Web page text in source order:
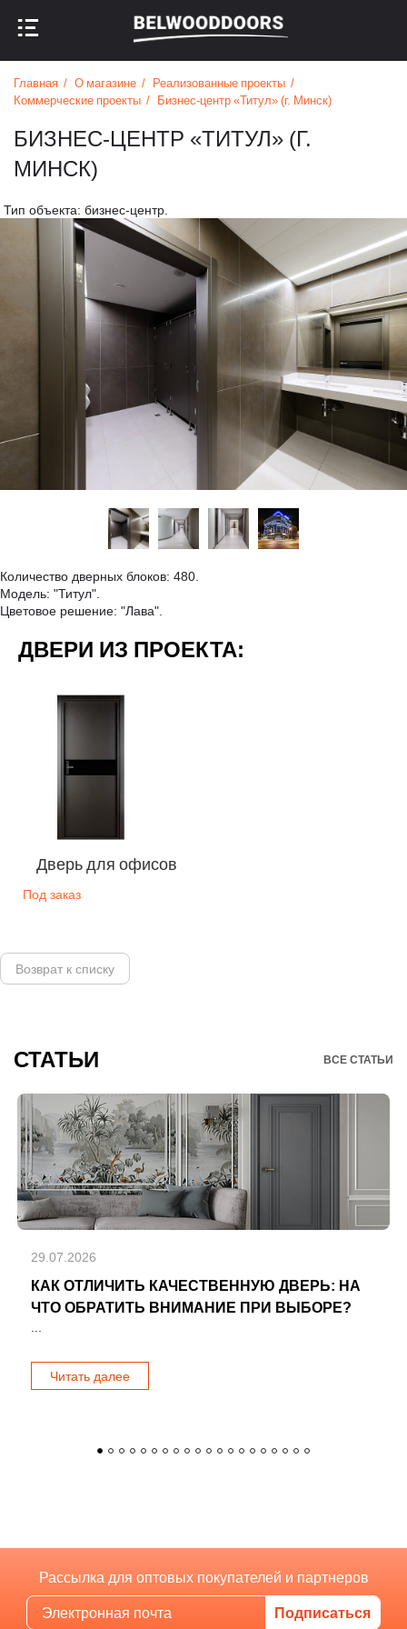
НАЗАД В МЕНЮ
НАЗАД В МЕНЮ
Главная О магазине
Реализованные проекты
Коммерческие проекты
Бизнес-центр «Титул» (г. Минск)
БИЗНЕС-ЦЕНТР «ТИТУЛ» (Г.
МИНСК)
Тип объекта: бизнес-центр.
Количество дверных блоков: 480.
Модель: "Титул".
Цветовое решение: "Лава".
ДВЕРИ ИЗ ПРОЕКТА:
Дверь для офисов
Под заказ
Возврат к списку
СТАТЬИ ВСЕ СТАТЬИ
29.07.2026
КАК ОТЛИЧИТЬ КАЧЕСТВЕННУЮ ДВЕРЬ: НА
ЧТО ОБРАТИТЬ ВНИМАНИЕ ПРИ ВЫБОРЕ?
...
Читать далее
Рассылка для оптовых покупателей и партнеров